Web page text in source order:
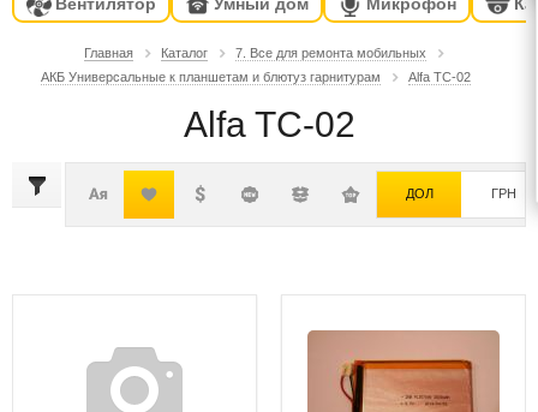
Главная Каталог
7. Все для ремонта мобильных
АКБ Универсальные к планшетам и блютуз гарнитурам
Alfa TC-02
Alfa TC-02
ДОЛ ГРН